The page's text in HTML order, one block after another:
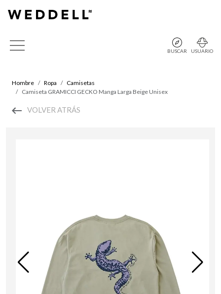
BUSCAR USUARIO
Hombre Ropa
Camisetas
Camiseta GRAMICCI GECKO Manga Larga Beige Unisex
VOLVER ATRÁS